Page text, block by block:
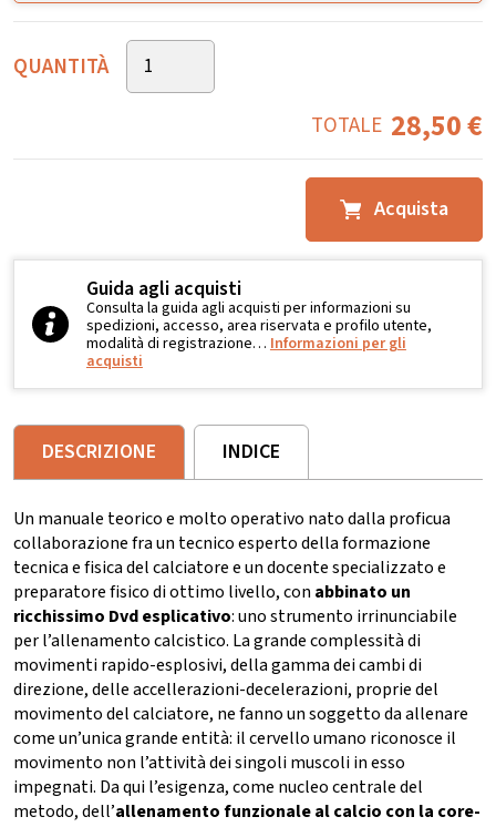
QUANTITÀ
TOTALE 28,50€
Acquista
Guida agli acquisti
Consulta la guida agli acquisti per informazioni su
spedizioni, accesso, area riservata e profilo utente,
modalità di registrazione… Informazioni per gli
acquisti
DESCRIZIONE INDICE
Un manuale teorico e molto operativo nato dalla proficua
collaborazione fra un tecnico esperto della formazione
tecnica e fisica del calciatore e un docente specializzato e
preparatore fisico di ottimo livello, con abbinato un
ricchissimo Dvd esplicativo: uno strumento irrinunciabile
per l’allenamento calcistico. La grande complessità di
movimenti rapido-esplosivi, della gamma dei cambi di
direzione, delle accellerazioni-decelerazioni, proprie del
movimento del calciatore, ne fanno un soggetto da allenare
come un’unica grande entità: il cervello umano riconosce il
movimento non l’attività dei singoli muscoli in esso
impegnati. Da qui l’esigenza, come nucleo centrale del
metodo, dell’allenamento funzionale al calcio con la core-